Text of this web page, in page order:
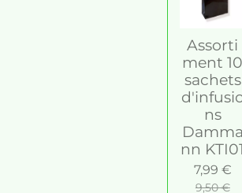
Assorti
ment 10
sachets
ns
Damma
nn KTI01
7,99 €
9,50 €